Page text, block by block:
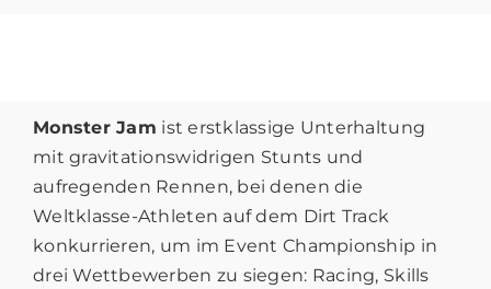
Monster Jam ist erstklassige Unterhaltung
mit gravitationswidrigen Stunts und
aufregenden Rennen, bei denen die
Weltklasse-Athleten auf dem Dirt Track
konkurrieren, um im Event Championship in
drei Wettbewerben zu siegen: Racing, Skills